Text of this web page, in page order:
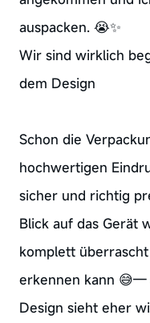
auspacken. 😭✨
Wir sind wirklich
dem Design
Schon die
hochwertigen
sicher und richtig
Blick auf das Gerät
komplett
erkennen kann 😅—
Design sieht eher